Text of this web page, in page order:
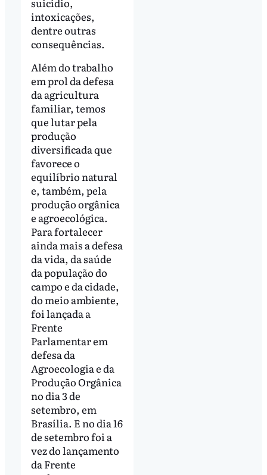
intoxicações,
dentre outras
consequências.
Além do trabalho
em prol da defesa
da agricultura
familiar, temos
que lutar pela
produção
diversificada que
favorece o
equilíbrio natural
e, também, pela
produção orgânica
e agroecológica.
Para fortalecer
ainda mais a defesa
da vida, da saúde
da população do
campo e da cidade,
do meio ambiente,
foi lançada a
Frente
Parlamentar em
defesa da
Agroecologia e da
Produção Orgânica
no dia 3 de
setembro, em
Brasília. E no dia 16
de setembro foi a
vez do lançamento
da Frente